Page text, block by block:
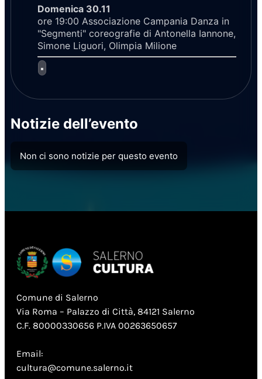
Domenica 30.11
ore 19:00 Associazione Campania Danza in
"Segmenti" coreografie di Antonella Iannone,
Simone Liguori, Olimpia Milione
Notizie dell’evento
Non ci sono notizie per questo evento
Comune di Salerno
Via Roma – Palazzo di Città, 84121 Salerno
C.F. 80000330656 P.IVA 00263650657
Email:
cultura@comune.salerno.it